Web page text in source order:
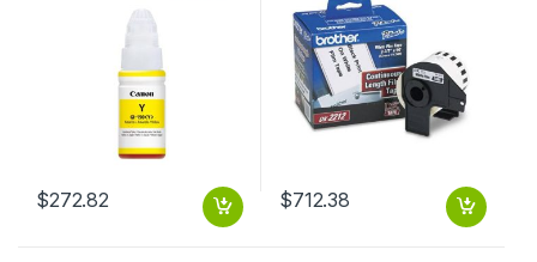
$272.82 $712.38